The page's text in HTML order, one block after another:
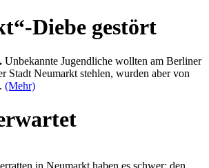
Diebe gestört
Unbekannte Jugendliche wollten am Berliner
Stadt Neumarkt stehlen, wurden aber von
(Mehr)
in Neumarkt haben es schwer: den